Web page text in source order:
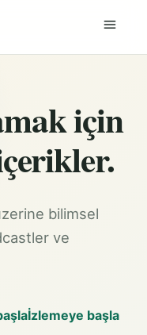
için
bilimsel
ve
İzlemeye başla